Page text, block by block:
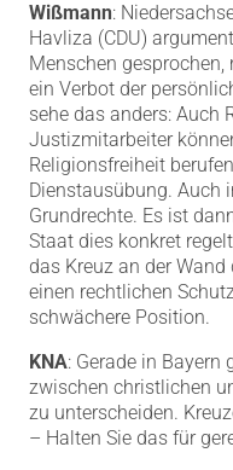
Wißmann:
Havliza (CDU)
Menschen
ein Verbot der
sehe das anders: Auch
Justizmitarbeiter
Religionsfreiheit
Dienstausübung. Auch
Grundrechte. Es ist
Staat dies konkret
das Kreuz an der
einen rechtlichen
schwächere Position.
KNA: Gerade in Bayern
zwischen christlichen
zu unterscheiden.
– Halten Sie das für